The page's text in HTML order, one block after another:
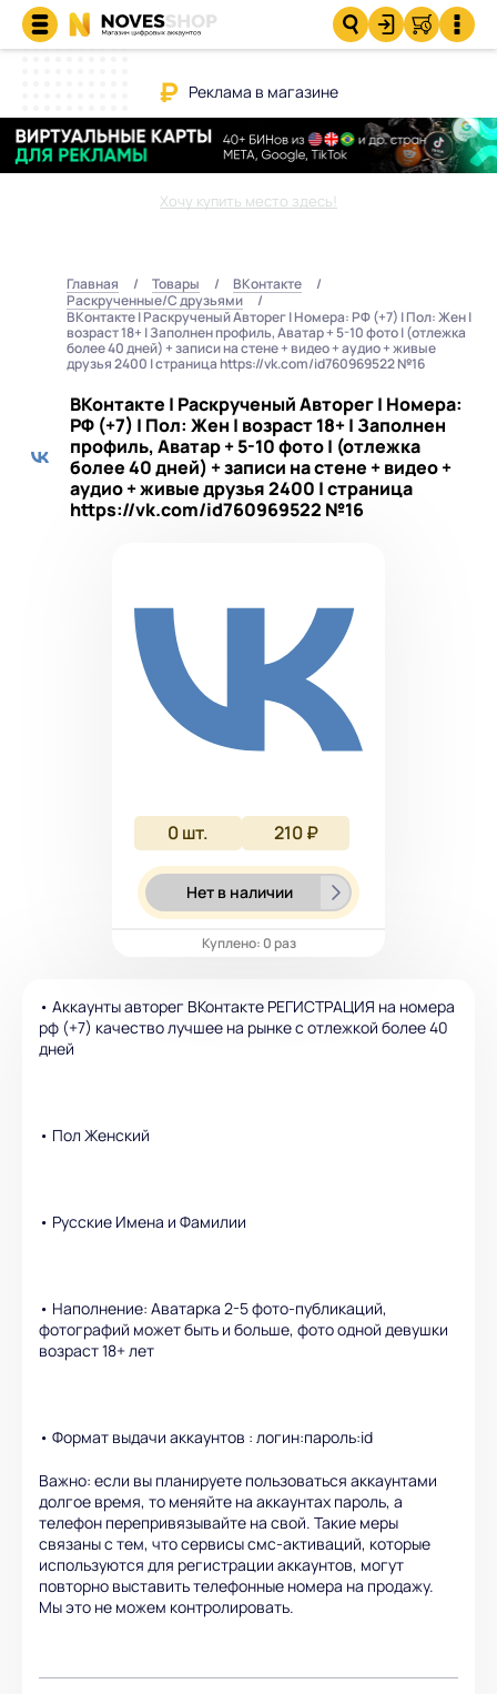
Реклама в магазине
Хочу купить место здесь!
Главная Товары
ВКонтакте
Раскрученные/С друзьями
ВКонтакте | Раскрученый Авторег | Номера: РФ (+7) | Пол: Жен |
возраст 18+ | Заполнен профиль, Аватар + 5-10 фото | (отлежка
более 40 дней) + записи на стене + видео + аудио + живые
друзья 2400 | страница https://vk.com/id760969522 №16
ВКонтакте | Раскрученый Авторег | Номера:
РФ (+7) | Пол: Жен | возраст 18+ | Заполнен
профиль, Аватар + 5-10 фото | (отлежка
более 40 дней) + записи на стене + видео +
аудио + живые друзья 2400 | страница
https://vk.com/id760969522 №16
0шт. 210 ₽
Нет в наличии
Куплено: 0 раз
• Аккаунты авторег ВКонтакте РЕГИСТРАЦИЯ на номера
рф (+7) качество лучшее на рынке с отлежкой более 40
дней
• Пол Женский
• Русские Имена и Фамилии
• Наполнение: Аватарка 2-5 фото-публикаций,
фотографий может быть и больше, фото одной девушки
возраст 18+ лет
• Формат выдачи аккаунтов : логин:пароль:id
Важно: если вы планируете пользоваться аккаунтами
долгое время, то меняйте на аккаунтах пароль, а
телефон перепривязывайте на свой. Такие меры
связаны с тем, что сервисы смс-активаций, которые
используются для регистрации аккаунтов, могут
повторно выставить телефонные номера на продажу.
Мы это не можем контролировать.